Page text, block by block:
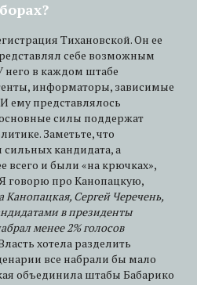
Тихановской. Он ее
себе возможным
него в каждом штабе
информаторы, зависимые
ему представлялось
силы поддержат
Заметьте, что
кандидата, а
всего и были «на крючках»,
говорю про Канопацкую,
Канопацкая, Сергей Черечень,
в президенты
менее 2% голосов
хотела разделить
все набрали бы мало
объединила штабы Бабарико